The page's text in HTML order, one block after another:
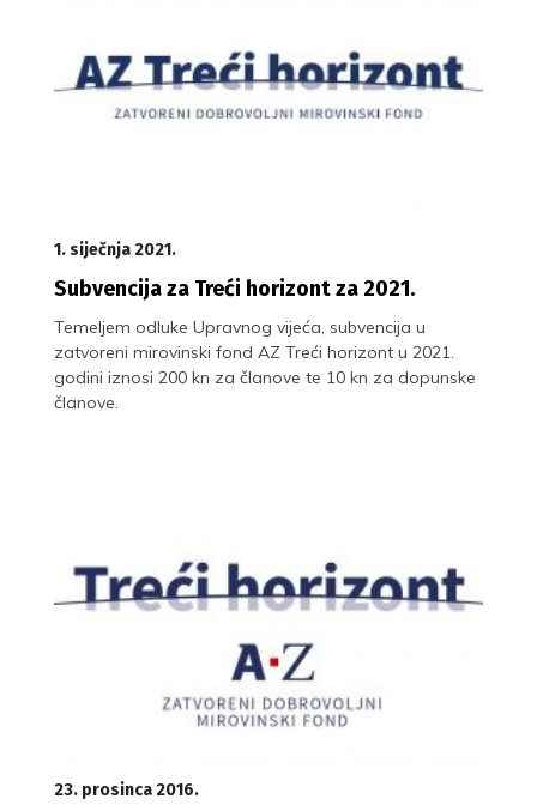
1. siječnja 2021.
Subvencija za Treći horizont za 2021.
Temeljem odluke Upravnog vijeća, subvencija u
zatvoreni mirovinski fond AZ Treći horizont u 2021.
godini iznosi 200 kn za članove te 10 kn za dopunske
članove.
23. prosinca 2016.